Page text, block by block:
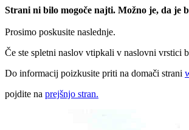
Strani ni bilo mogoče najti. Možno je, da je
Prosimo poskusite naslednje.
Če ste spletni naslov vtipkali v naslovni vrstici
Do informacij poizkusite priti na domači strani
pojdite na prejšnjo stran.